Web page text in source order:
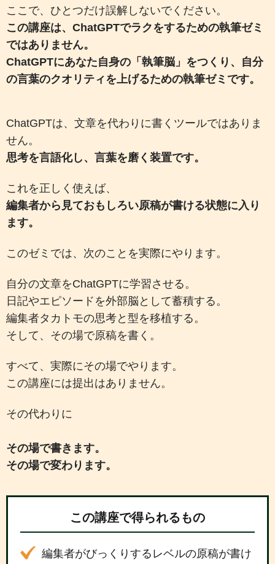
ここで、ひとつだけ誤解しないでください。
この講座は、ChatGPTでラクをするための執筆ゼミ
ではありません。
ChatGPTにあなた自身の「執筆脳」をつくり、自分
の言葉のクオリティを上げるための執筆ゼミです。
ChatGPTは、文章を代わりに書くツールではありま
せん。
思考を言語化し、言葉を磨く装置です。
これを正しく使えば、
編集者から見ておもしろい原稿が書ける状態に入り
ます。
このゼミでは、次のことを実際にやります。
自分の文章をChatGPTに学習させる。
日記やエピソードを外部脳として蓄積する。
編集者タカトモの思考と型を移植する。
そして、その場で原稿を書く。
すべて、実際にその場でやります。
この講座には提出はありません。
その代わりに
その場で書きます。
その場で変わります。
この講座で得られるもの
編集者がびっくりするレベルの原稿が書け